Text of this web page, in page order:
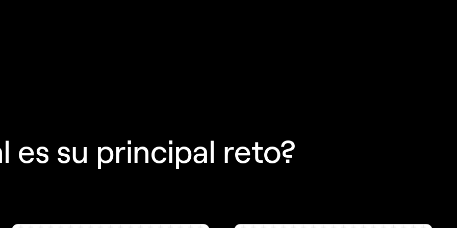
es su principal reto?